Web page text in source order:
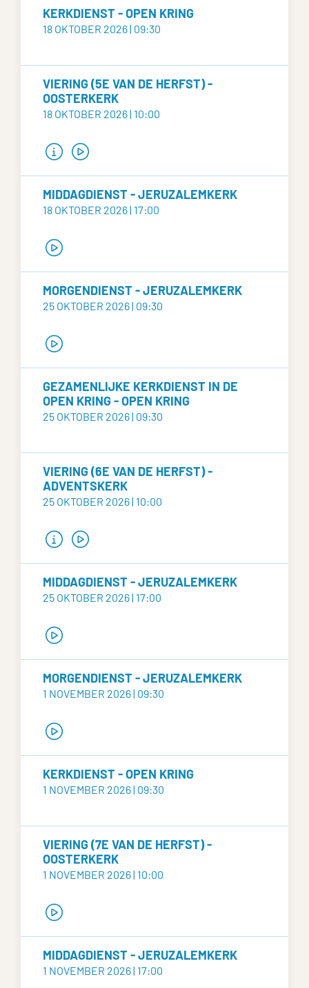
KERKDIENST - OPEN KRING
18 OKTOBER 2026 | 09:30
VIERING (5E VAN DE HERFST) -
OOSTERKERK
18 OKTOBER 2026 | 10:00
MIDDAGDIENST - JERUZALEMKERK
18 OKTOBER 2026 | 17:00
MORGENDIENST - JERUZALEMKERK
25 OKTOBER 2026 | 09:30
GEZAMENLIJKE KERKDIENST IN DE
OPEN KRING - OPEN KRING
25 OKTOBER 2026 | 09:30
VIERING (6E VAN DE HERFST) -
ADVENTSKERK
25 OKTOBER 2026 | 10:00
MIDDAGDIENST - JERUZALEMKERK
25 OKTOBER 2026 | 17:00
MORGENDIENST - JERUZALEMKERK
1 NOVEMBER 2026 | 09:30
KERKDIENST - OPEN KRING
1 NOVEMBER 2026 | 09:30
VIERING (7E VAN DE HERFST) -
OOSTERKERK
1 NOVEMBER 2026 | 10:00
MIDDAGDIENST - JERUZALEMKERK
1 NOVEMBER 2026 | 17:00